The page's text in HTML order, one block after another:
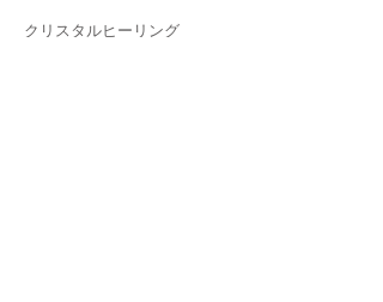
クリスタルヒーリング